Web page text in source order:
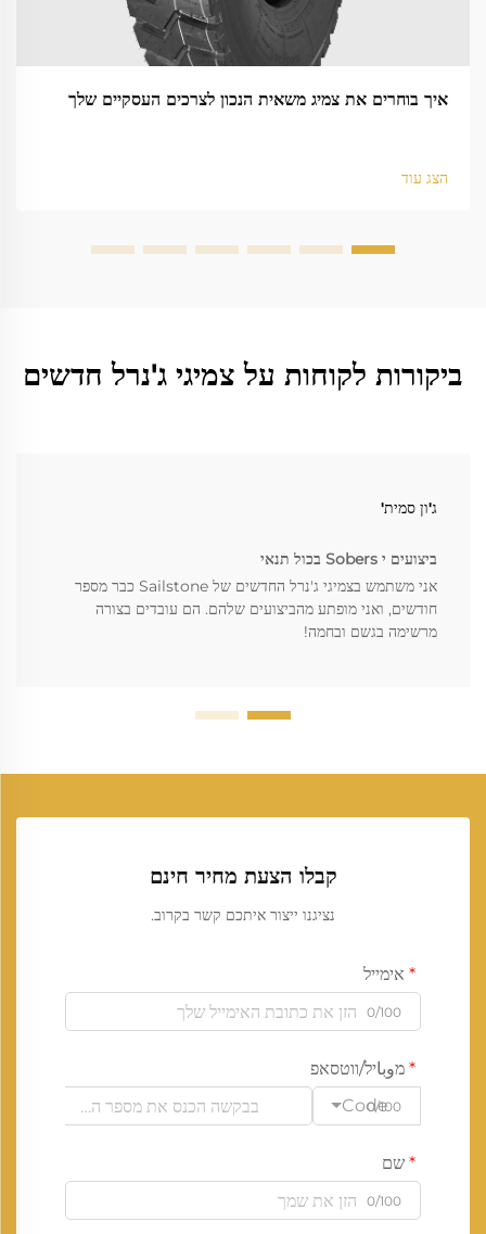
איך בוחרים את צמיג משאית הנכון לצרכים העסקיים שלך
הצג עוד
ביקורות לקוחות על צמיגי ג'נרל חדשים
ג'ון סמית'
ביצועים י Sobers בכול תנאי
אני משתמש בצמיגי ג'נרל החדשים של Sailstone כבר מספר
חודשים, ואני מופתע מהביצועים שלהם. הם עובדים בצורה
מרשימה בגשם ובחמה!
קבלו הצעת מחיר חינם
נציגנו ייצור איתכם קשר בקרוב.
אימייל
0/100
מوباיל/ווטסאפ
Code
0/100
שם
0/100